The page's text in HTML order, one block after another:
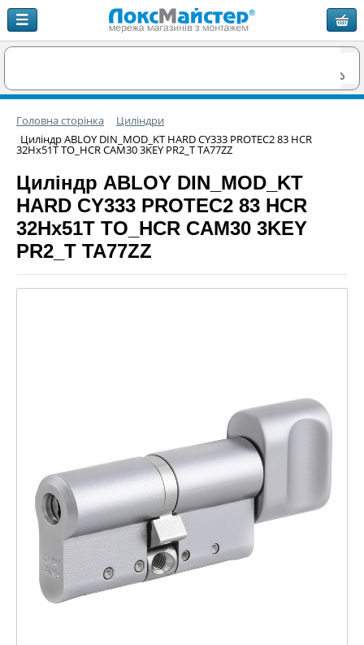
Головна сторінка
Циліндри
Циліндр ABLOY DIN_MOD_KT HARD CY333 PROTEC2 83 HCR
32Hx51T TO_HCR CAM30 3KEY PR2_T TA77ZZ
Циліндр ABLOY DIN_MOD_KT
HARD CY333 PROTEC2 83 HCR
32Hx51T TO_HCR CAM30 3KEY
PR2_T TA77ZZ